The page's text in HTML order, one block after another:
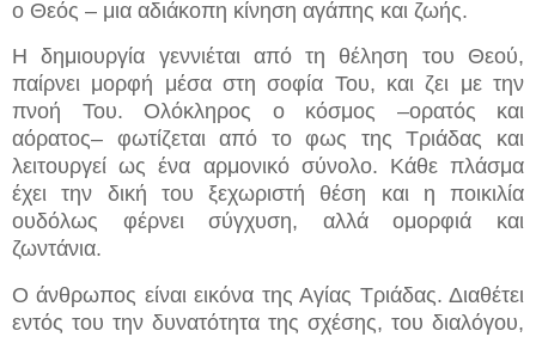
ο Θεός – μια αδιάκοπη κίνηση αγάπης και ζωής.
Η δημιουργία γεννιέται από τη θέληση του Θεού,
παίρνει μορφή μέσα στη σοφία Του, και ζει με την
πνοή Του. Ολόκληρος ο κόσμος –ορατός και
αόρατος– φωτίζεται από το φως της Τριάδας και
λειτουργεί ως ένα αρμονικό σύνολο. Κάθε πλάσμα
έχει την δική του ξεχωριστή θέση και η ποικιλία
ουδόλως φέρνει σύγχυση, αλλά ομορφιά και
ζωντάνια.
Ο άνθρωπος είναι εικόνα της Αγίας Τριάδας. Διαθέτει
εντός του την δυνατότητα της σχέσης, του διαλόγου,